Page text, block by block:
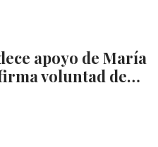
apoyo de María
voluntad de…